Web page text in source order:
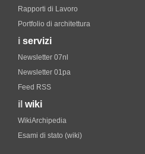
Rapporti di Lavoro
Portfolio di architettura
i servizi
Newsletter 07nl
Newsletter 01pa
Feed RSS
il wiki
WikiArchipedia
Esami di stato (wiki)